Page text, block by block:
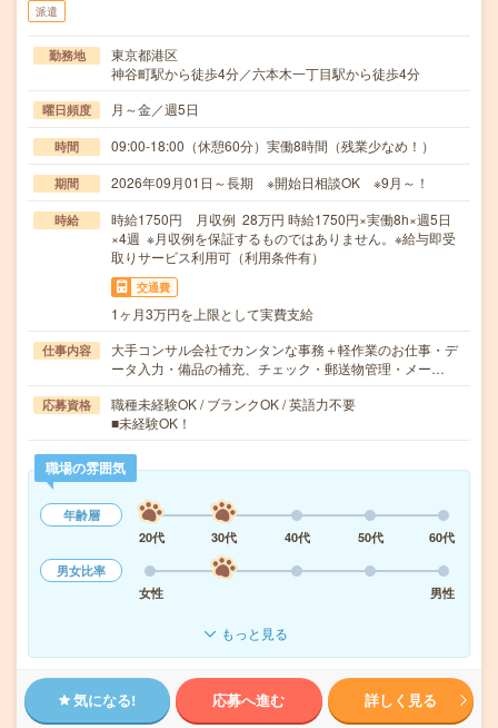
派遣
勤務地
東京都港区
神谷町駅から徒歩4分／六本木一丁目駅から徒歩4分
曜日頻度 月～金／週5日
時間 09:00-18:00（休憩60分）実働8時間（残業少なめ！）
期間 2026年09月01日～長期 ※開始日相談OK ※9月～！
時給
時給1750円 月収例 28万円 時給1750円×実働8h×週5日
×4週 ※月収例を保証するものではありません。※給与即受
取りサービス利用可（利用条件有）
交通費
1ヶ月3万円を上限として実費支給
仕事内容
大手コンサル会社でカンタンな事務＋軽作業のお仕事・デ
ータ入力・備品の補充、チェック・郵送物管理・メー…
応募資格
職種未経験OK / ブランクOK / 英語力不要
■未経験OK！
職場の雰囲気
年齢層
20代
30代 40代 50代
60代
男女比率
女性
男性
もっと見る
気になる! 応募へ進む 詳しく見る